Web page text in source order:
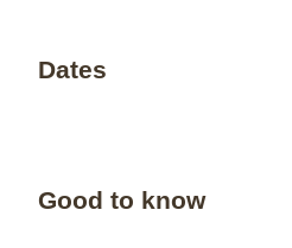
Dates
Good to know